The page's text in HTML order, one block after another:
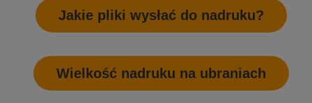
Jakie pliki wysłać do nadruku?
Wielkość nadruku na ubraniach